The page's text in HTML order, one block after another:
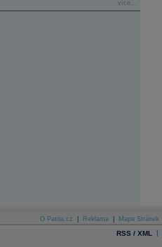
více...
O Patria.cz Reklama Mapa Stránek
RSS / XML |